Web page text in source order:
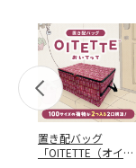
置き配バッグ
「OITETTE（オイテ